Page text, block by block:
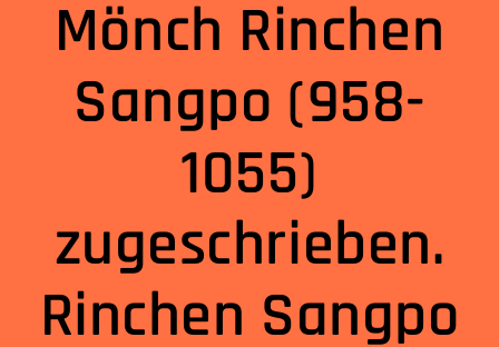
Mönch Rinchen
Sangpo (958-
1055)
zugeschrieben.
Rinchen Sangpo